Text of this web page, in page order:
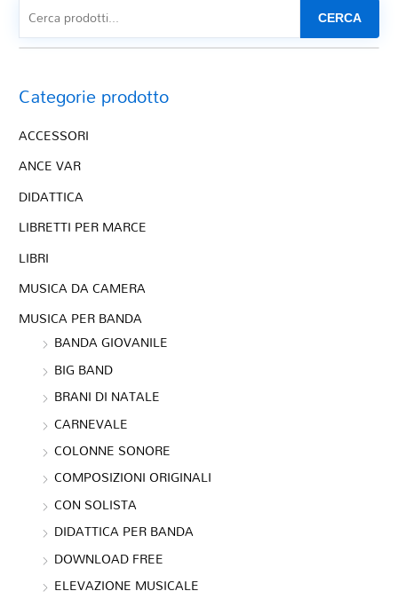
CERCA
Categorie prodotto
ACCESSORI
ANCE VAR
DIDATTICA
LIBRETTI PER MARCE
LIBRI
MUSICA DA CAMERA
MUSICA PER BANDA
BANDA GIOVANILE
BIG BAND
BRANI DI NATALE
CARNEVALE
COLONNE SONORE
COMPOSIZIONI ORIGINALI
CON SOLISTA
DIDATTICA PER BANDA
DOWNLOAD FREE
ELEVAZIONE MUSICALE